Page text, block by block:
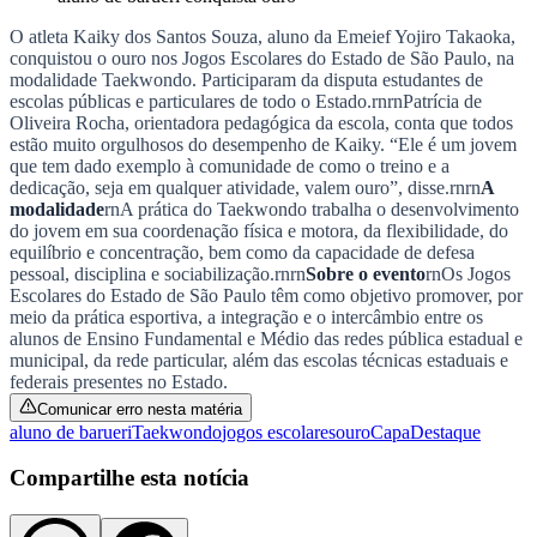
Juventude
Kaiky dos Santos Souza é estudante da Emeief
Yojiro Takaoka (Divulgação/Secom Barueri)
aluno de barueri conquista ouro